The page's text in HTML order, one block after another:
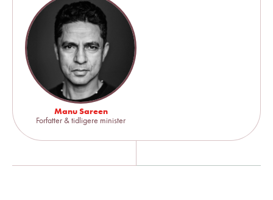
Manu Sareen
Forfatter & tidligere minister